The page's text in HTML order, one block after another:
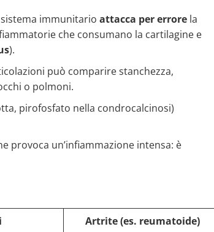
immunitario attacca per errore la
che consumano la cartilagine e
).
può comparire stanchezza,
o polmoni.
pirofosfato nella condrocalcinosi)
provoca un’infiammazione intensa: è
Artrite (es. reumatoide)